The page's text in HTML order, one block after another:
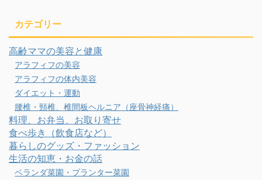
カテゴリー
高齢ママの美容と健康
アラフィフの美容
アラフィフの体内美容
ダイエット・運動
腰椎・頸椎、椎間板ヘルニア（座骨神経痛）
料理、お弁当、お取り寄せ
食べ歩き（飲食店など）
暮らしのグッズ・ファッション
生活の知恵・お金の話
ベランダ菜園・プランター菜園